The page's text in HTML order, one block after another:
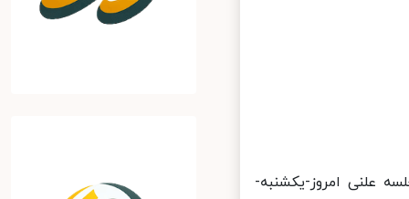
علنی امروز-یکشنبه-